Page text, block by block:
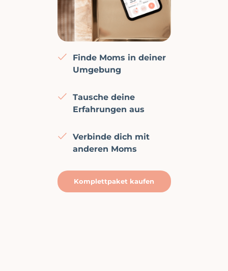
Finde Moms in deiner
Umgebung
Tausche deine
Erfahrungen aus
Verbinde dich mit
anderen Moms
Komplettpaket kaufen